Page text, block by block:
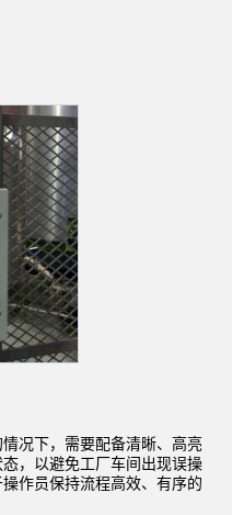
况下，需要配备清晰、高亮
，以避免工厂车间出现误操
作员保持流程高效、有序的